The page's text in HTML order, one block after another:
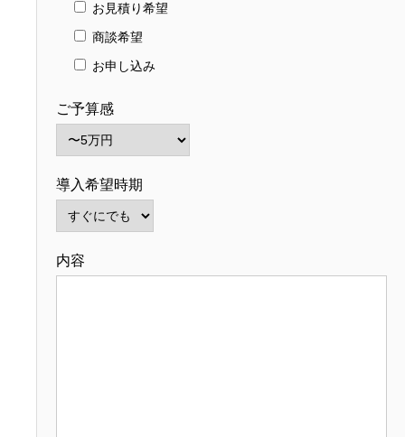
お見積り希望
商談希望
お申し込み
ご予算感
導入希望時期
内容